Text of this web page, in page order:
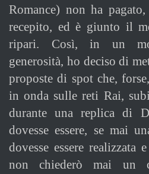
Romance) non ha
recepito, ed è giunto il
ripari. Così, in un
generosità, ho deciso di
proposte di spot che,
in onda sulle reti Rai,
durante una replica di
dovesse essere, se mai
dovesse essere realizzata
non chiederò mai un